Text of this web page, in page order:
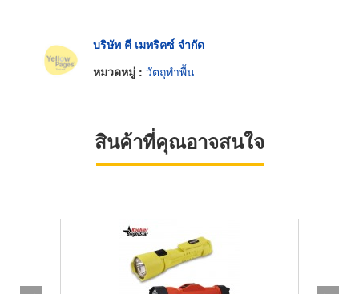
บริษัท คี เมทริคซ์ จำกัด
หมวดหมู่ : วัตถุทำพื้น
สินค้าที่คุณอาจสนใจ